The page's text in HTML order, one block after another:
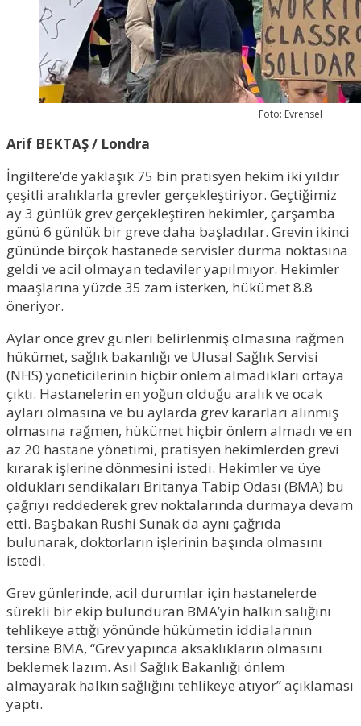
Foto: Evrensel
Arif BEKTAŞ / Londra
İngiltere’de yaklaşık 75 bin pratisyen hekim iki yıldır
çeşitli aralıklarla grevler gerçekleştiriyor. Geçtiğimiz
ay 3 günlük grev gerçekleştiren hekimler, çarşamba
günü 6 günlük bir greve daha başladılar. Grevin ikinci
gününde birçok hastanede servisler durma noktasına
geldi ve acil olmayan tedaviler yapılmıyor. Hekimler
maaşlarına yüzde 35 zam isterken, hükümet 8.8
öneriyor.
Aylar önce grev günleri belirlenmiş olmasına rağmen
hükümet, sağlık bakanlığı ve Ulusal Sağlık Servisi
(NHS) yöneticilerinin hiçbir önlem almadıkları ortaya
çıktı. Hastanelerin en yoğun olduğu aralık ve ocak
ayları olmasına ve bu aylarda grev kararları alınmış
olmasına rağmen, hükümet hiçbir önlem almadı ve en
az 20 hastane yönetimi, pratisyen hekimlerden grevi
kırarak işlerine dönmesini istedi. Hekimler ve üye
oldukları sendikaları Britanya Tabip Odası (BMA) bu
çağrıyı reddederek grev noktalarında durmaya devam
etti. Başbakan Rushi Sunak da aynı çağrıda
bulunarak, doktorların işlerinin başında olmasını
istedi.
Grev günlerinde, acil durumlar için hastanelerde
sürekli bir ekip bulunduran BMA’yin halkın salığını
tehlikeye attığı yönünde hükümetin iddialarının
tersine BMA, “Grev yapınca aksaklıkların olmasını
beklemek lazım. Asıl Sağlık Bakanlığı önlem
almayarak halkın sağlığını tehlikeye atıyor” açıklaması
yaptı.